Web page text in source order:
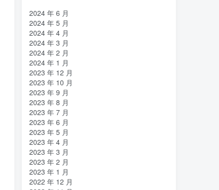
2024 年 6 月
2024 年 5 月
2024 年 4 月
2024 年 3 月
2024 年 2 月
2024 年 1 月
2023 年 12 月
2023 年 10 月
2023 年 9 月
2023 年 8 月
2023 年 7 月
2023 年 6 月
2023 年 5 月
2023 年 4 月
2023 年 3 月
2023 年 2 月
2023 年 1 月
2022 年 12 月